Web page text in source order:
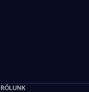
RÓLUNK